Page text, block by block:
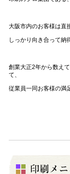
大阪市内のお客様は直
しっかり向き合って納
創業大正2年から数えて
て、
従業員一同お客様の満